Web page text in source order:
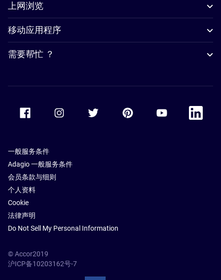
上网浏览
移动应用程序
需要帮忙 ？
Accor Facebook Accor TwitterAccor PinterestAccor Youtube
Accor
一般服务条件
Adagio 一般服务条件
会员条款与细则
个人资料
Cookie
法律声明
Do Not Sell My Personal Information
© Accor2019
沪ICP备10203162号-7